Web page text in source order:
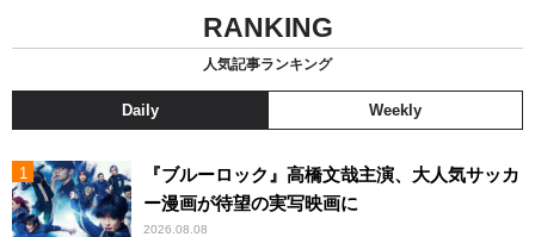
RANKING
人気記事ランキング
Daily Weekly
『ブルーロック』高橋文哉主演、大人気サッカ
ー漫画が待望の実写映画に
2026.08.08